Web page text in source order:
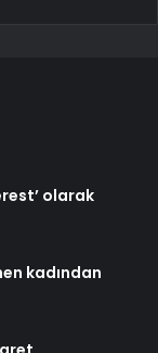
olarak
kadından